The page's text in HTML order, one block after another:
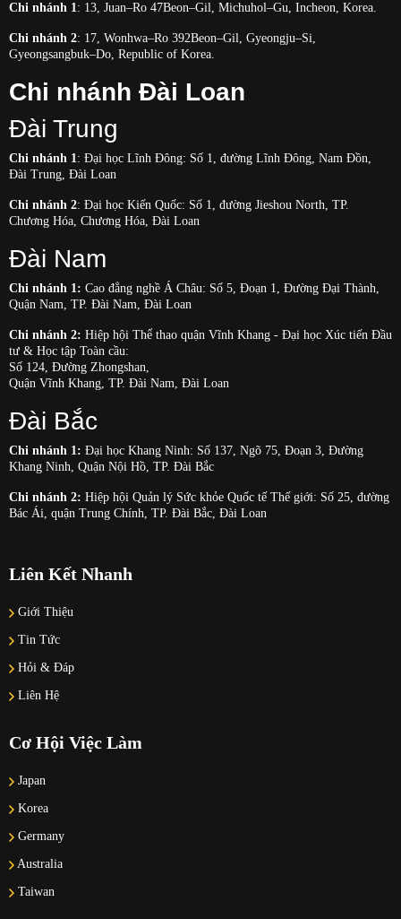
Chi nhánh 1: 13, Juan–Ro 47Beon–Gil, Michuhol–Gu, Incheon, Korea.
Chi nhánh 2: 17, Wonhwa–Ro 392Beon–Gil, Gyeongju–Si,
Gyeongsangbuk–Do, Republic of Korea.
Chi nhánh Đài Loan
Đài Trung
Chi nhánh 1: Đại học Lĩnh Đông: Số 1, đường Lĩnh Đông, Nam Đồn,
Đài Trung, Đài Loan
Chi nhánh 2: Đại học Kiến Quốc: Số 1, đường Jieshou North, TP.
Chương Hóa, Chương Hóa, Đài Loan
Đài Nam
Chi nhánh 1: Cao đẳng nghề Á Châu: Số 5, Đoạn 1, Đường Đại Thành,
Quận Nam, TP. Đài Nam, Đài Loan
Chi nhánh 2: Hiệp hội Thể thao quận Vĩnh Khang - Đại học Xúc tiến Đầu
tư & Học tập Toàn cầu:
Số 124, Đường Zhongshan,
Quận Vĩnh Khang, TP. Đài Nam, Đài Loan
Đài Bắc
Chi nhánh 1: Đại học Khang Ninh: Số 137, Ngõ 75, Đoạn 3, Đường
Khang Ninh, Quận Nội Hồ, TP. Đài Bắc
Chi nhánh 2: Hiệp hội Quản lý Sức khỏe Quốc tế Thế giới: Số 25, đường
Bác Ái, quận Trung Chính, TP. Đài Bắc, Đài Loan
Liên Kết Nhanh
Giới Thiệu
Tin Tức
Hỏi & Đáp
Liên Hệ
Cơ Hội Việc Làm
Japan
Korea
Germany
Australia
Taiwan